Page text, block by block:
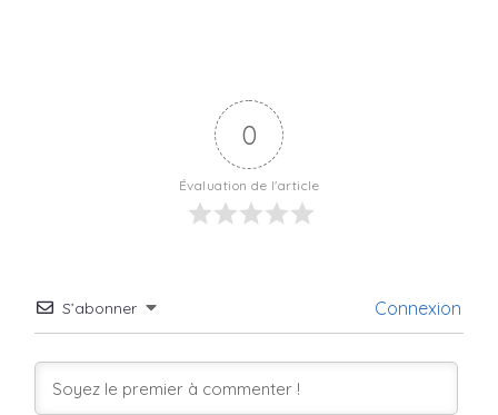
0
Évaluation de l'article
S’abonner Connexion